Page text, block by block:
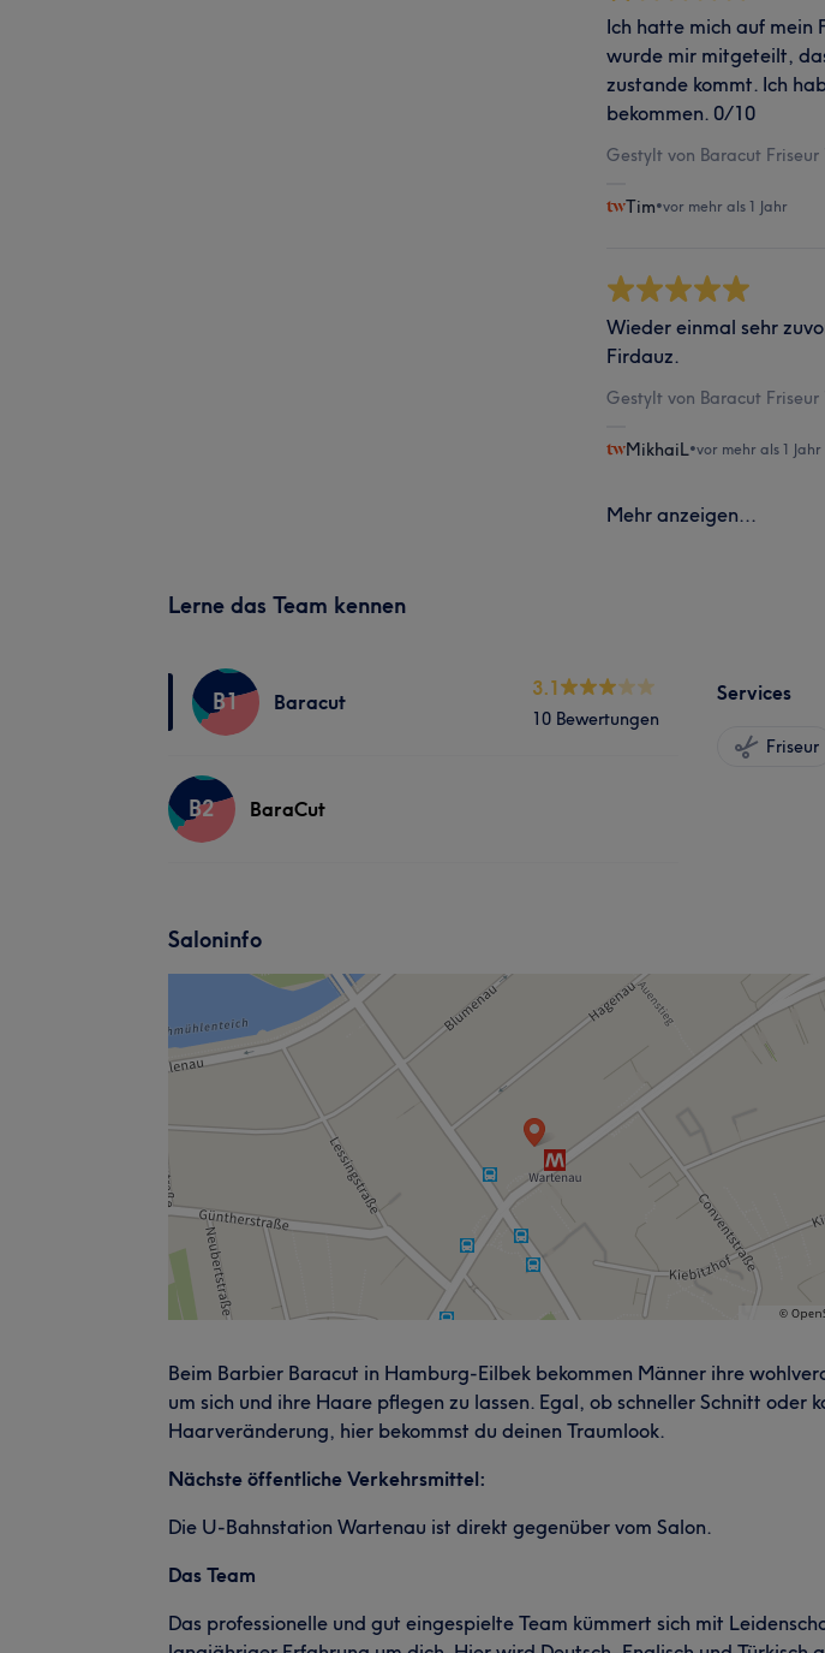
Ich hatte mich auf mein
wurde mir mitgeteilt,
zustande kommt. Ich
bekommen. 0/10
Gestylt von Baracut Friseur
Tim•vor mehr als 1 Jahr
Wieder einmal sehr
Firdauz.
Gestylt von Baracut Friseur
MikhaiL•vor mehr als 1 Jahr
Mehr anzeigen...
Lerne das Team kennen
B1 Baracut
3.1
10 Bewertungen
B2 BaraCut
Services
Friseur
Saloninfo
Beim Barbier Baracut in Hamburg-Eilbek bekommen Männer ihre
um sich und ihre Haare pflegen zu lassen. Egal, ob schneller Schnitt oder
Haarveränderung, hier bekommst du deinen Traumlook.
Nächste öffentliche Verkehrsmittel:
Die U-Bahnstation Wartenau ist direkt gegenüber vom Salon.
Das Team
Das professionelle und gut eingespielte Team kümmert sich mit